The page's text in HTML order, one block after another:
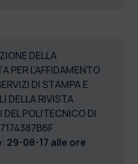
DELLA
PER L’AFFIDAMENTO
DI STAMPA E
DELLA RIVISTA
POLITECNICO DI
: 29-08-17 alle ore